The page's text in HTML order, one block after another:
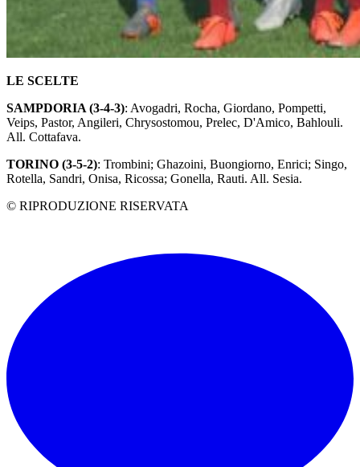
LE SCELTE
SAMPDORIA (3-4-3): Avogadri, Rocha, Giordano, Pompetti,
Veips, Pastor, Angileri, Chrysostomou, Prelec, D'Amico, Bahlouli.
All. Cottafava.
TORINO (3-5-2): Trombini; Ghazoini, Buongiorno, Enrici; Singo,
Rotella, Sandri, Onisa, Ricossa; Gonella, Rauti. All. Sesia.
© RIPRODUZIONE RISERVATA